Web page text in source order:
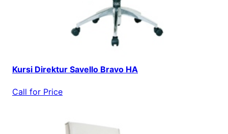
Kursi Direktur Savello Bravo HA
Call for Price